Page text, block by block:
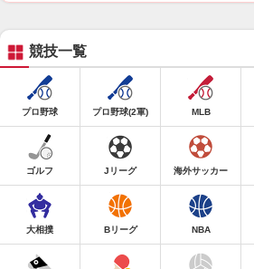
競技一覧
プロ野球 プロ野球(2軍) MLB
ゴルフ Jリーグ 海外サッカー
大相撲 Bリーグ NBA